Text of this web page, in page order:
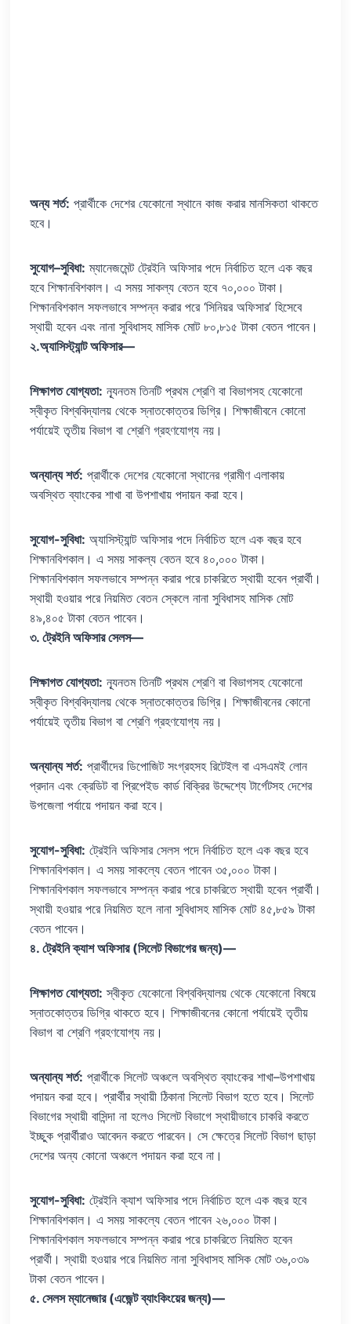
অন্য শর্ত: প্রার্থীকে দেশের যেকোনো স্থানে কাজ করার মানসিকতা থাকতে
হবে।
সুযোগ–সুবিধা: ম্যানেজমেন্ট ট্রেইনি অফিসার পদে নির্বাচিত হলে এক বছর
হবে শিক্ষানবিশকাল। এ সময় সাকল্য বেতন হবে ৭০,০০০ টাকা।
শিক্ষানবিশকাল সফলভাবে সম্পন্ন করার পরে ‘সিনিয়র অফিসার’ হিসেবে
স্থায়ী হবেন এবং নানা সুবিধাসহ মাসিক মোট ৮০,৮১৫ টাকা বেতন পাবেন।
২.অ্যাসিস্ট্যান্ট অফিসার—
শিক্ষাগত যোগ্যতা: ন্যূনতম তিনটি প্রথম শ্রেণি বা বিভাগসহ যেকোনো
স্বীকৃত বিশ্ববিদ্যালয় থেকে স্নাতকোত্তর ডিগ্রি। শিক্ষাজীবনে কোনো
পর্যায়েই তৃতীয় বিভাগ বা শ্রেণি গ্রহণযোগ্য নয়।
অন্যান্য শর্ত: প্রার্থীকে দেশের যেকোনো স্থানের গ্রামীণ এলাকায়
অবস্থিত ব্যাংকের শাখা বা উপশাখায় পদায়ন করা হবে।
সুযোগ-সুবিধা: অ্যাসিস্ট্যান্ট অফিসার পদে নির্বাচিত হলে এক বছর হবে
শিক্ষানবিশকাল। এ সময় সাকল্য বেতন হবে ৪০,০০০ টাকা।
শিক্ষানবিশকাল সফলভাবে সম্পন্ন করার পরে চাকরিতে স্থায়ী হবেন প্রার্থী।
স্থায়ী হওয়ার পরে নিয়মিত বেতন স্কেলে নানা সুবিধাসহ মাসিক মোট
৪৯,৪০৫ টাকা বেতন পাবেন।
৩. ট্রেইনি অফিসার সেলস—
শিক্ষাগত যোগ্যতা: ন্যূনতম তিনটি প্রথম শ্রেণি বা বিভাগসহ যেকোনো
স্বীকৃত বিশ্ববিদ্যালয় থেকে স্নাতকোত্তর ডিগ্রি। শিক্ষাজীবনের কোনো
পর্যায়েই তৃতীয় বিভাগ বা শ্রেণি গ্রহণযোগ্য নয়।
অন্যান্য শর্ত: প্রার্থীদের ডিপোজিট সংগ্রহসহ রিটেইল বা এসএমই লোন
প্রদান এবং ক্রেডিট বা প্রিপেইড কার্ড বিক্রির উদ্দেশ্যে টার্গেটসহ দেশের
উপজেলা পর্যায়ে পদায়ন করা হবে।
সুযোগ-সুবিধা: ট্রেইনি অফিসার সেলস পদে নির্বাচিত হলে এক বছর হবে
শিক্ষানবিশকাল। এ সময় সাকল্যে বেতন পাবেন ৩৫,০০০ টাকা।
শিক্ষানবিশকাল সফলভাবে সম্পন্ন করার পরে চাকরিতে স্থায়ী হবেন প্রার্থী।
স্থায়ী হওয়ার পরে নিয়মিত হলে নানা সুবিধাসহ মাসিক মোট ৪৫,৮৫৯ টাকা
বেতন পাবেন।
৪. ট্রেইনি ক্যাশ অফিসার (সিলেট বিভাগের জন্য)—
শিক্ষাগত যোগ্যতা: স্বীকৃত যেকোনো বিশ্ববিদ্যালয় থেকে যেকোনো বিষয়ে
স্নাতকোত্তর ডিগ্রি থাকতে হবে। শিক্ষাজীবনের কোনো পর্যায়েই তৃতীয়
বিভাগ বা শ্রেণি গ্রহণযোগ্য নয়।
অন্যান্য শর্ত: প্রার্থীকে সিলেট অঞ্চলে অবস্থিত ব্যাংকের শাখা–উপশাখায়
পদায়ন করা হবে। প্রার্থীর স্থায়ী ঠিকানা সিলেট বিভাগ হতে হবে। সিলেট
বিভাগের স্থায়ী বাসিন্দা না হলেও সিলেট বিভাগে স্থায়ীভাবে চাকরি করতে
ইচ্ছুক প্রার্থীরাও আবেদন করতে পারবেন। সে ক্ষেত্রে সিলেট বিভাগ ছাড়া
দেশের অন্য কোনো অঞ্চলে পদায়ন করা হবে না।
সুযোগ-সুবিধা: ট্রেইনি ক্যাশ অফিসার পদে নির্বাচিত হলে এক বছর হবে
শিক্ষানবিশকাল। এ সময় সাকল্যে বেতন পাবেন ২৬,০০০ টাকা।
শিক্ষানবিশকাল সফলভাবে সম্পন্ন করার পরে চাকরিতে নিয়মিত হবেন
প্রার্থী। স্থায়ী হওয়ার পরে নিয়মিত নানা সুবিধাসহ মাসিক মোট ৩৬,০৩৯
টাকা বেতন পাবেন।
৫. সেলস ম্যানেজার (এজেন্ট ব্যাংকিংয়ের জন্য)—